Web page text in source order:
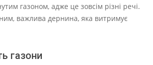
газоном, адже це зовсім різні речі.
важлива дернина, яка витримує
газони